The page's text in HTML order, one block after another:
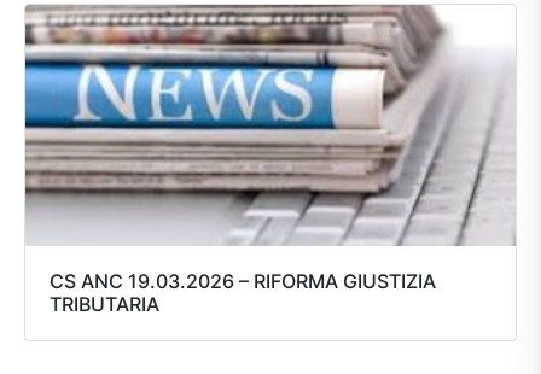
CS ANC 19.03.2026 – RIFORMA GIUSTIZIA
TRIBUTARIA